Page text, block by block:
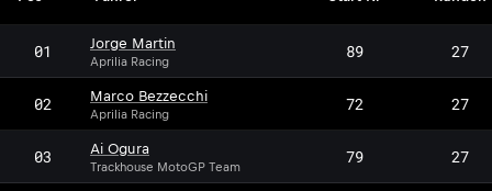
01 Jorge Martin
Aprilia Racing 89 27
02 Marco Bezzecchi
Aprilia Racing 72 27
03 Ai Ogura
Trackhouse MotoGP Team 79 27